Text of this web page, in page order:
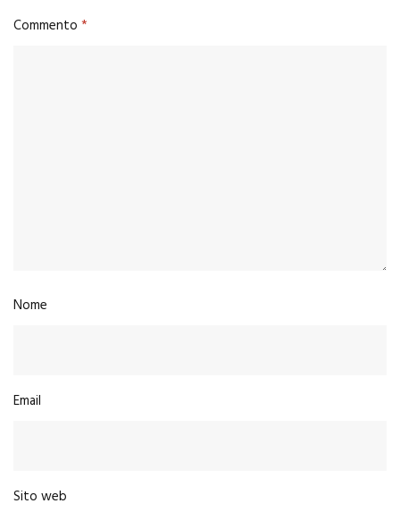
Commento *
Nome
Email
Sito web